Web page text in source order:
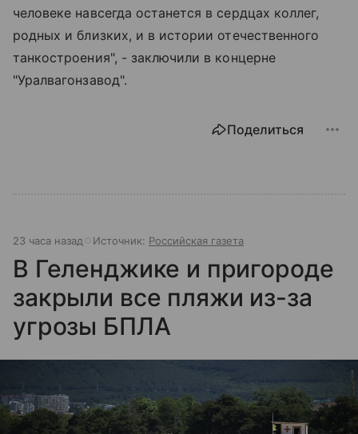
человеке навсегда останется в сердцах коллег,
родных и близких, и в истории отечественного
танкостроения", - заключили в концерне
"Уралвагонзавод".
Поделиться
23 часа назад Источник: Российская газета
В Геленджике и пригороде
закрыли все пляжи из-за
угрозы БПЛА